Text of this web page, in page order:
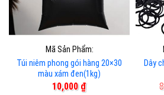
Mã Sản Phẩm:
Túi niêm phong gói hàng 20×30
màu xám đen(1kg)
10,000 ₫
Dây